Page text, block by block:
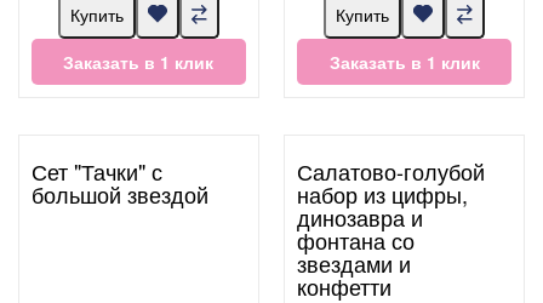
Купить
Заказать в 1 клик
Купить
Заказать в 1 клик
Сет "Тачки" с
большой звездой
Салатово-голубой
набор из цифры,
динозавра и
фонтана со
звездами и
конфетти